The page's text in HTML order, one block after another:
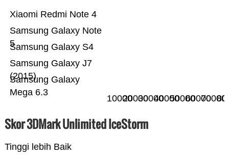
Samsung Galaxy
Mega 6.3
Samsung Galaxy J7
(2015)
Samsung Galaxy S4
Samsung Galaxy Note
5
Xiaomi Redmi Note 4
10000200003000040000500006000070000
Skor 3DMark Unlimited IceStorm
Tinggi lebih Baik